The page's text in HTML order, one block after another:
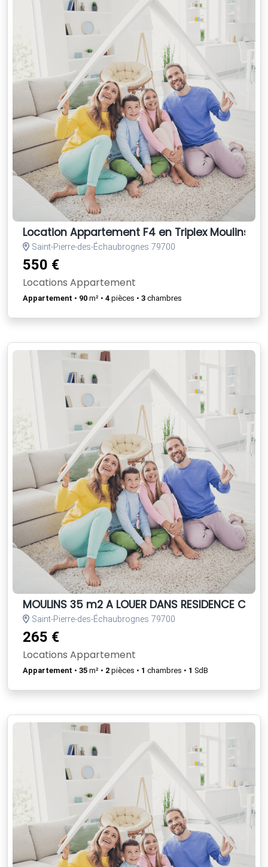
Location Appartement F4 en Triplex Moulins
Saint-Pierre-des-Échaubrognes 79700
550 €
Locations Appartement
Appartement • 90 m² • 4 pièces • 3 chambres
MOULINS 35 m2 A LOUER DANS RESIDENCE
Saint-Pierre-des-Échaubrognes 79700
265 €
Locations Appartement
Appartement • 35 m² • 2 pièces • 1 chambres • 1 SdB